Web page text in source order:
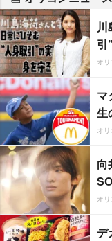
川
引
オ
マ
生
オ
向
オ
デ